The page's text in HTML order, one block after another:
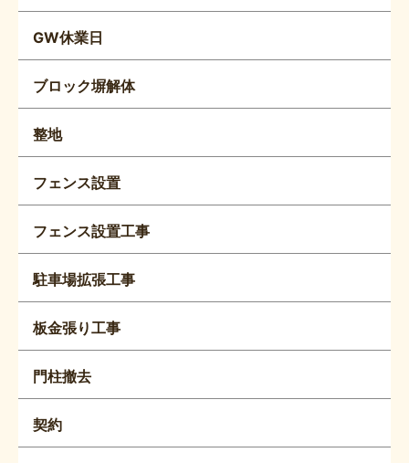
GW休業日
ブロック塀解体
整地
フェンス設置
フェンス設置工事
駐車場拡張工事
板金張り工事
門柱撤去
契約